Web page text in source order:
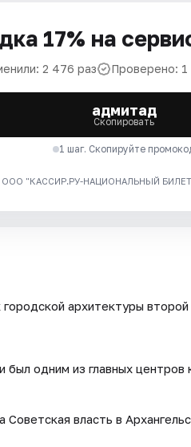
17% на
2 476 раз Проверено: 1
адмитад
Скопировать
1 шаг. Скопируйте
ООО "КАССИР.РУ-НАЦИОНАЛЬНЫЙ
архитектуры второй
одним из главных центров
власть в